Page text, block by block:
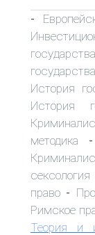
-
История
История
методика
сексология
право -
Римское
Теория и